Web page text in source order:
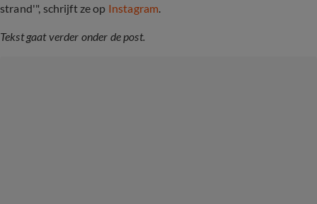
strand'", schrijft ze op Instagram.
Tekst gaat verder onder de post.